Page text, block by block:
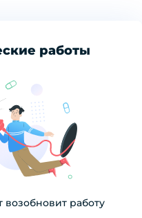
работы
работу